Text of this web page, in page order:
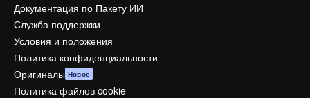
Документация по Пакету ИИ
Служба поддержки
Условия и положения
Политика конфиденциальности
Оригиналы Новое
Политика файлов cookie